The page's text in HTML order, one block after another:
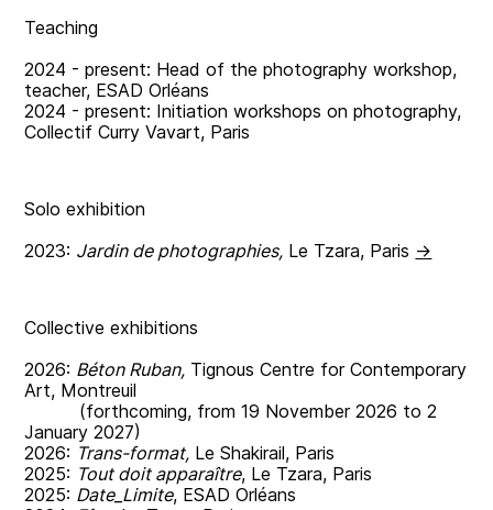
Teaching
2024 - present: Head of the photography workshop,
teacher, ESAD Orléans
2024 - present: Initiation workshops on photography,
Collectif Curry Vavart, Paris
Solo exhibition
2023: Jardin de photographies, Le Tzara, Paris →
Collective exhibitions
2026: Béton Ruban, Tignous Centre for Contemporary
Art, Montreuil
(forthcoming, from 19 November 2026 to 2
January 2027)
2026: Trans-format, Le Shakirail, Paris
2025: Tout doit apparaître, Le Tzara, Paris
2025: Date_Limite, ESAD Orléans